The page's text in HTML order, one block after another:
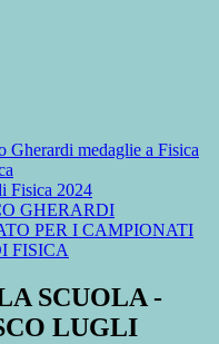
Gherardi medaglie a Fisica
Fisica 2024
GHERARDI
PER I CAMPIONATI
FISICA
SCUOLA -
LUGLI